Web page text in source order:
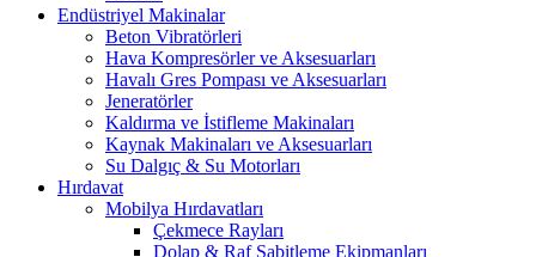
Endüstriyel Makinalar
Beton Vibratörleri
Hava Kompresörler ve Aksesuarları
Havalı Gres Pompası ve Aksesuarları
Jeneratörler
Kaldırma ve İstifleme Makinaları
Kaynak Makinaları ve Aksesuarları
Su Dalgıç & Su Motorları
Hırdavat
Mobilya Hırdavatları
Çekmece Rayları
Dolap & Raf Sabitleme Ekipmanları